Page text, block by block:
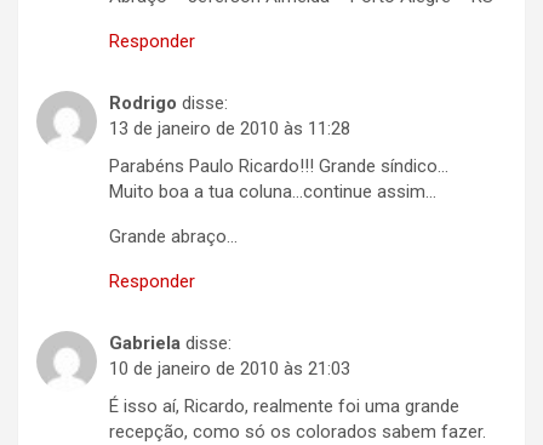
Responder
Rodrigo disse:
13 de janeiro de 2010 às 11:28
Parabéns Paulo Ricardo!!! Grande síndico…
Muito boa a tua coluna…continue assim…
Grande abraço…
Responder
Gabriela disse:
10 de janeiro de 2010 às 21:03
É isso aí, Ricardo, realmente foi uma grande
recepção, como só os colorados sabem fazer.